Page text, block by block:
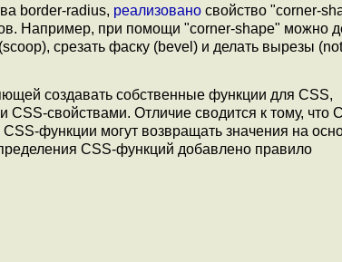
border-radius, реализовано свойство "corner-
Например, при помощи "corner-shape" можно
срезать фаску (bevel) и делать вырезы
создавать собственные функции для CSS,
свойствами. Отличие сводится к тому, что
функции могут возвращать значения на
CSS-функций добавлено правило